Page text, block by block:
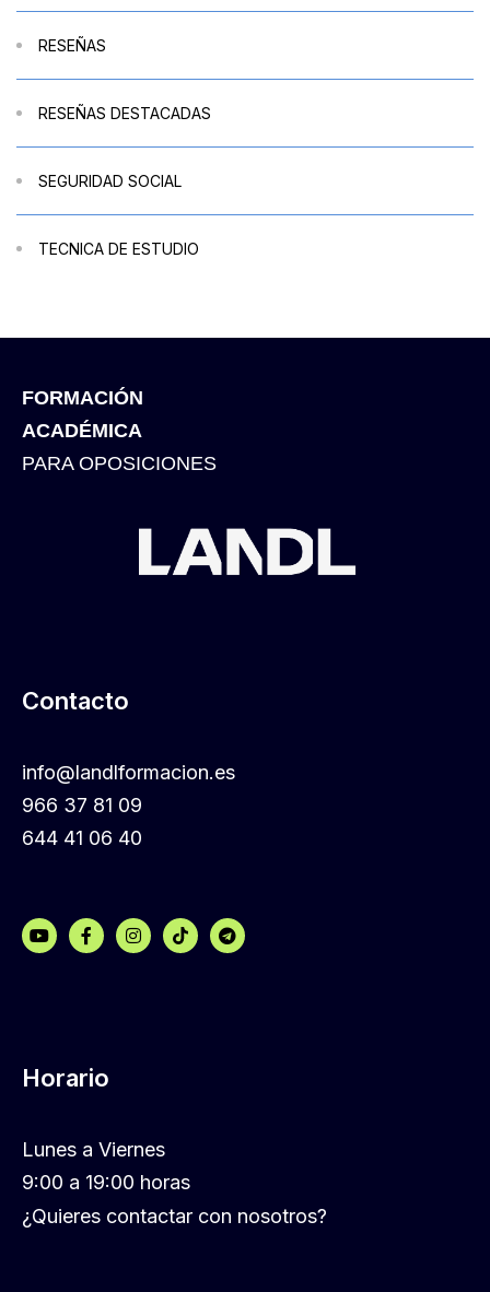
RESEÑAS
RESEÑAS DESTACADAS
SEGURIDAD SOCIAL
TECNICA DE ESTUDIO
FORMACIÓN
ACADÉMICA
PARA OPOSICIONES
Contacto
info@landlformacion.es
966 37 81 09
644 41 06 40
Horario
Lunes a Viernes
9:00 a 19:00 horas
¿Quieres contactar con nosotros?